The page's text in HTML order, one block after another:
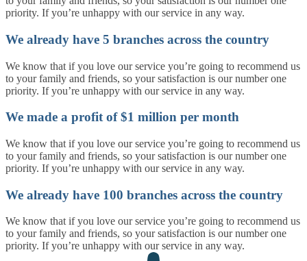
priority. If you’re unhappy with our service in any way.
We already have 5 branches across the country
We know that if you love our service you’re going to recommend us
to your family and friends, so your satisfaction is our number one
priority. If you’re unhappy with our service in any way.
We made a profit of $1 million per month
We know that if you love our service you’re going to recommend us
to your family and friends, so your satisfaction is our number one
priority. If you’re unhappy with our service in any way.
We already have 100 branches across the country
We know that if you love our service you’re going to recommend us
to your family and friends, so your satisfaction is our number one
priority. If you’re unhappy with our service in any way.